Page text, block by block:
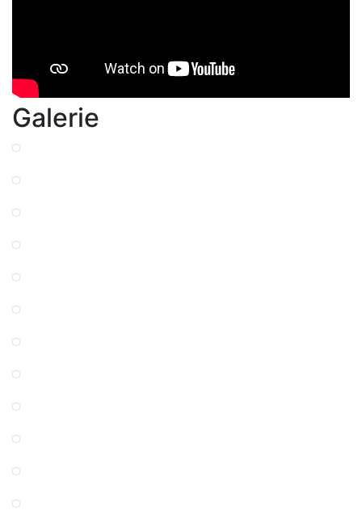
Galerie